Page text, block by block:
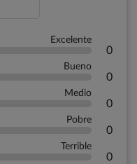
Excelente
0
Bueno
0
Medio
0
Pobre
0
Terrible
0